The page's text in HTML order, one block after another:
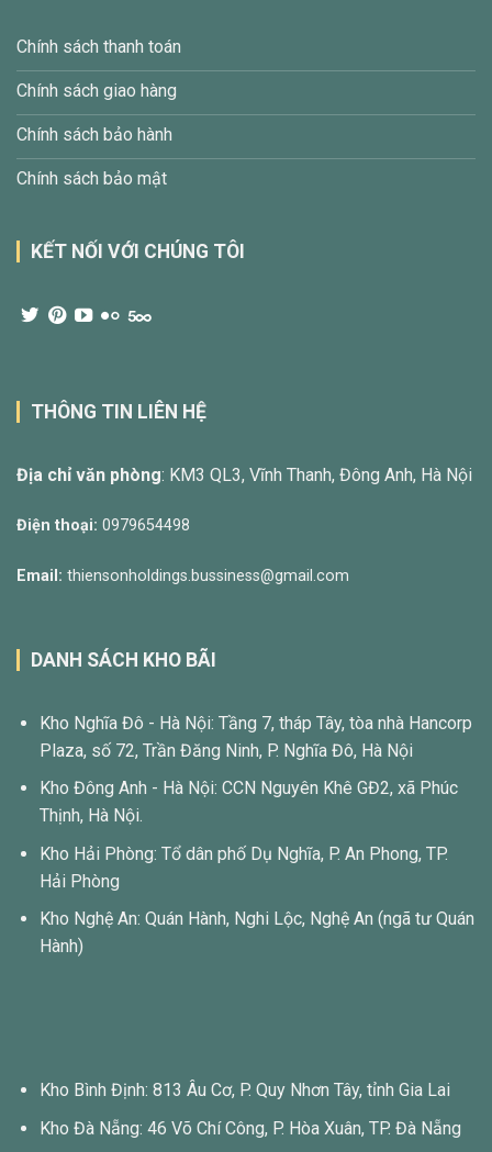
Chính sách thanh toán
Chính sách giao hàng
Chính sách bảo hành
Chính sách bảo mật
KẾT NỐI VỚI CHÚNG TÔI
THÔNG TIN LIÊN HỆ
Địa chỉ văn phòng: KM3 QL3, Vĩnh Thanh, Đông Anh, Hà Nội
Điện thoại: 0979654498
Email: thiensonholdings.bussiness@gmail.com
DANH SÁCH KHO BÃI
Kho Nghĩa Đô - Hà Nội: Tầng 7, tháp Tây, tòa nhà Hancorp
Plaza, số 72, Trần Đăng Ninh, P. Nghĩa Đô, Hà Nội
Kho Đông Anh - Hà Nội: CCN Nguyên Khê GĐ2, xã Phúc
Thịnh, Hà Nội.
Kho Hải Phòng: Tổ dân phố Dụ Nghĩa, P. An Phong, TP.
Hải Phòng
Kho Nghệ An: Quán Hành, Nghi Lộc, Nghệ An (ngã tư Quán
Hành)
Kho Bình Định: 813 Âu Cơ, P. Quy Nhơn Tây, tỉnh Gia Lai
Kho Đà Nẵng: 46 Võ Chí Công, P. Hòa Xuân, TP. Đà Nẵng